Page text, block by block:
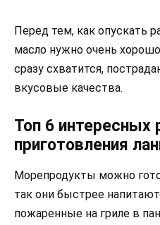
Перед тем, как опускать
масло нужно очень
сразу схватится,
вкусовые качества.
Топ 6 интересных
приготовления
Морепродукты можно
так они быстрее
пожаренные на гриле в